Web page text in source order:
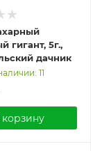
гигант, 5г.,
дачник
11
корзину